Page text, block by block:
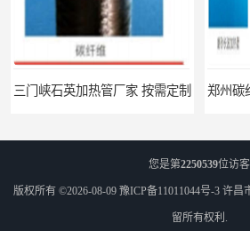
三门峡石英加热管厂家 按需定制
您是第2250539位访客
版权所有 ©2026-08-09 豫ICP备11011044号-3 许昌
留所有权利.